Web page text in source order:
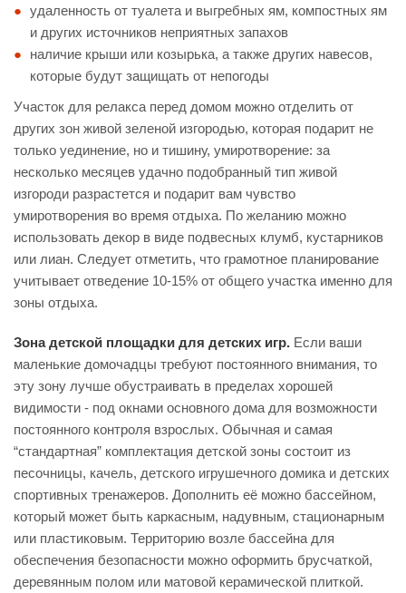
удаленность от туалета и выгребных ям, компостных ям
и других источников неприятных запахов
наличие крыши или козырька, а также других навесов,
которые будут защищать от непогоды
Участок для релакса перед домом можно отделить от
других зон живой зеленой изгородью, которая подарит не
только уединение, но и тишину, умиротворение: за
несколько месяцев удачно подобранный тип живой
изгороди разрастется и подарит вам чувство
умиротворения во время отдыха. По желанию можно
использовать декор в виде подвесных клумб, кустарников
или лиан. Следует отметить, что грамотное планирование
учитывает отведение 10-15% от общего участка именно для
зоны отдыха.
Зона детской площадки для детских игр. Если ваши
маленькие домочадцы требуют постоянного внимания, то
эту зону лучше обустраивать в пределах хорошей
видимости - под окнами основного дома для возможности
постоянного контроля взрослых. Обычная и самая
“стандартная” комплектация детской зоны состоит из
песочницы, качель, детского игрушечного домика и детских
спортивных тренажеров. Дополнить её можно бассейном,
который может быть каркасным, надувным, стационарным
или пластиковым. Территорию возле бассейна для
обеспечения безопасности можно оформить брусчаткой,
деревянным полом или матовой керамической плиткой.